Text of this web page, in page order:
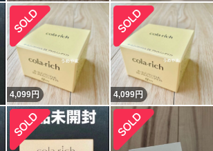
4,099円 4,099円